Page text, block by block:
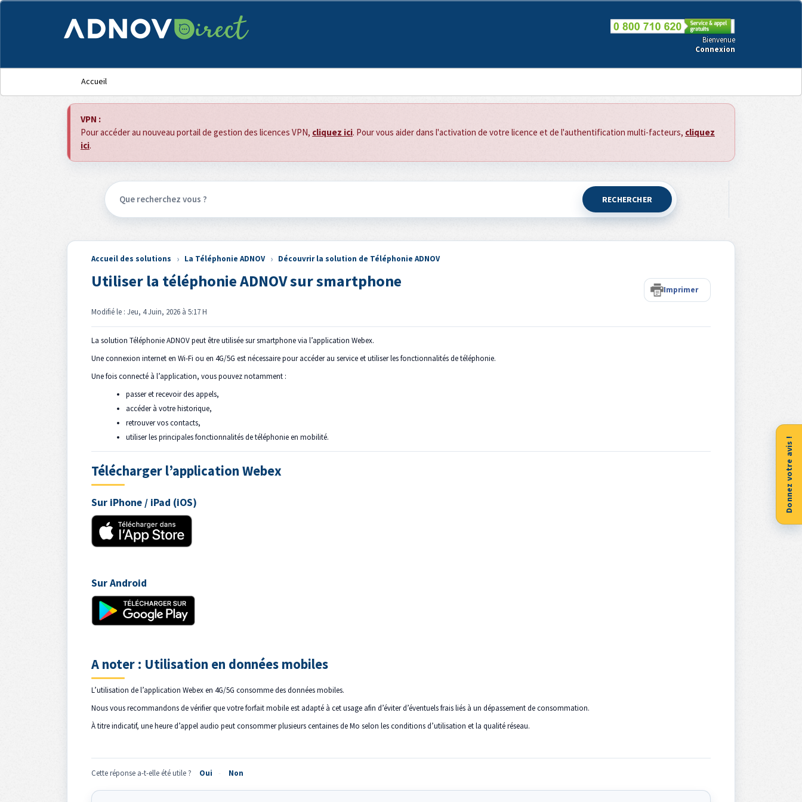
Panneau de gestion des cookies
Bienvenue
Connexion
Accueil
VPN :
Pour accéder au nouveau portail de gestion des licences VPN, cliquez ici. Pour vous aider dans l'activation de votre licence et de l'authentification multi-facteurs, cliquez
ici.
RECHERCHER
Accueil des solutions La Téléphonie ADNOV Découvrir la solution de Téléphonie ADNOV
Utiliser la téléphonie ADNOV sur smartphone Imprimer
Modifié le : Jeu, 4 Juin, 2026 à 5:17 H
La solution Téléphonie ADNOV peut être utilisée sur smartphone via l’application Webex.
Une connexion internet en Wi-Fi ou en 4G/5G est nécessaire pour accéder au service et utiliser les fonctionnalités de téléphonie.
Une fois connecté à l’application, vous pouvez notamment :
passer et recevoir des appels,
accéder à votre historique,
retrouver vos contacts,
utiliser les principales fonctionnalités de téléphonie en mobilité.
Télécharger l’application Webex
Sur iPhone / iPad (iOS)
Sur Android
A noter : Utilisation en données mobiles
L’utilisation de l’application Webex en 4G/5G consomme des données mobiles.
Nous vous recommandons de vérifier que votre forfait mobile est adapté à cet usage afin d’éviter d’éventuels frais liés à un dépassement de consommation.
À titre indicatif, une heure d’appel audio peut consommer plusieurs centaines de Mo selon les conditions d’utilisation et la qualité réseau.
Cette réponse a-t-elle été utile ? Oui Non
Donnez votre avis !